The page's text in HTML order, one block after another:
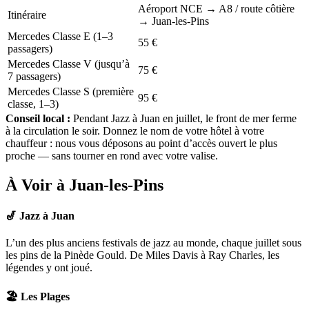
Itinéraire
Aéroport NCE → A8 / route côtière
→ Juan-les-Pins
Mercedes Classe E (1–3
passagers)
55 €
Mercedes Classe V (jusqu’à
7 passagers)
75 €
Mercedes Classe S (première
classe, 1–3)
95 €
Conseil local : Pendant Jazz à Juan en juillet, le front de mer ferme
à la circulation le soir. Donnez le nom de votre hôtel à votre
chauffeur : nous vous déposons au point d’accès ouvert le plus
proche — sans tourner en rond avec votre valise.
À Voir à Juan-les-Pins
🎷 Jazz à Juan
L’un des plus anciens festivals de jazz au monde, chaque juillet sous
les pins de la Pinède Gould. De Miles Davis à Ray Charles, les
légendes y ont joué.
🏖️ Les Plages